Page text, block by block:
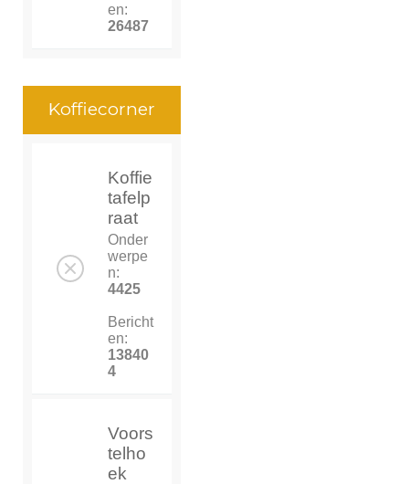
en:
26487
Koffiecorner
Koffie
tafelp
raat
Onder
werpe
n:
4425
Bericht
en:
13840
4
Voors
telho
ek